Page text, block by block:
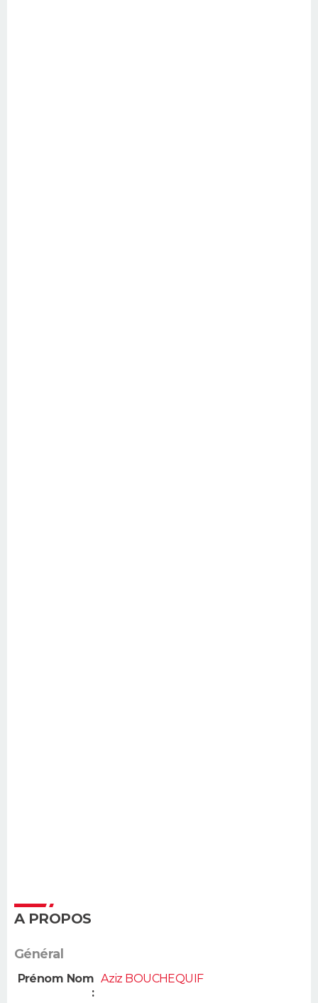
A PROPOS
Général
Prénom Nom
:
Aziz BOUCHEQUIF